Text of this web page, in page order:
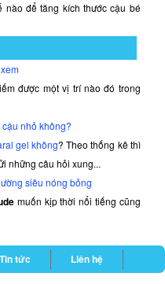
để tăng kích thước cậu bé
được một vị trí nào đó trong
nhỏ không?
gel không? Theo thống kê thì
những câu hỏi xung...
siêu nóng bỏng
muốn kịp thời nổi tiếng cũng
Tin tức Liên hệ